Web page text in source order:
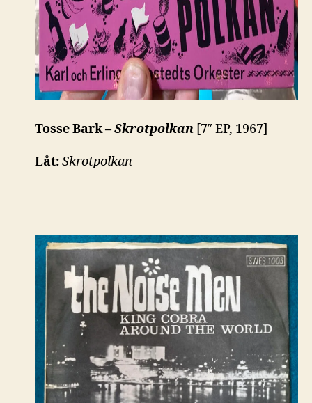
Tosse Bark –Skrotpolkan [7″ EP, 1967]
Låt:Skrotpolkan